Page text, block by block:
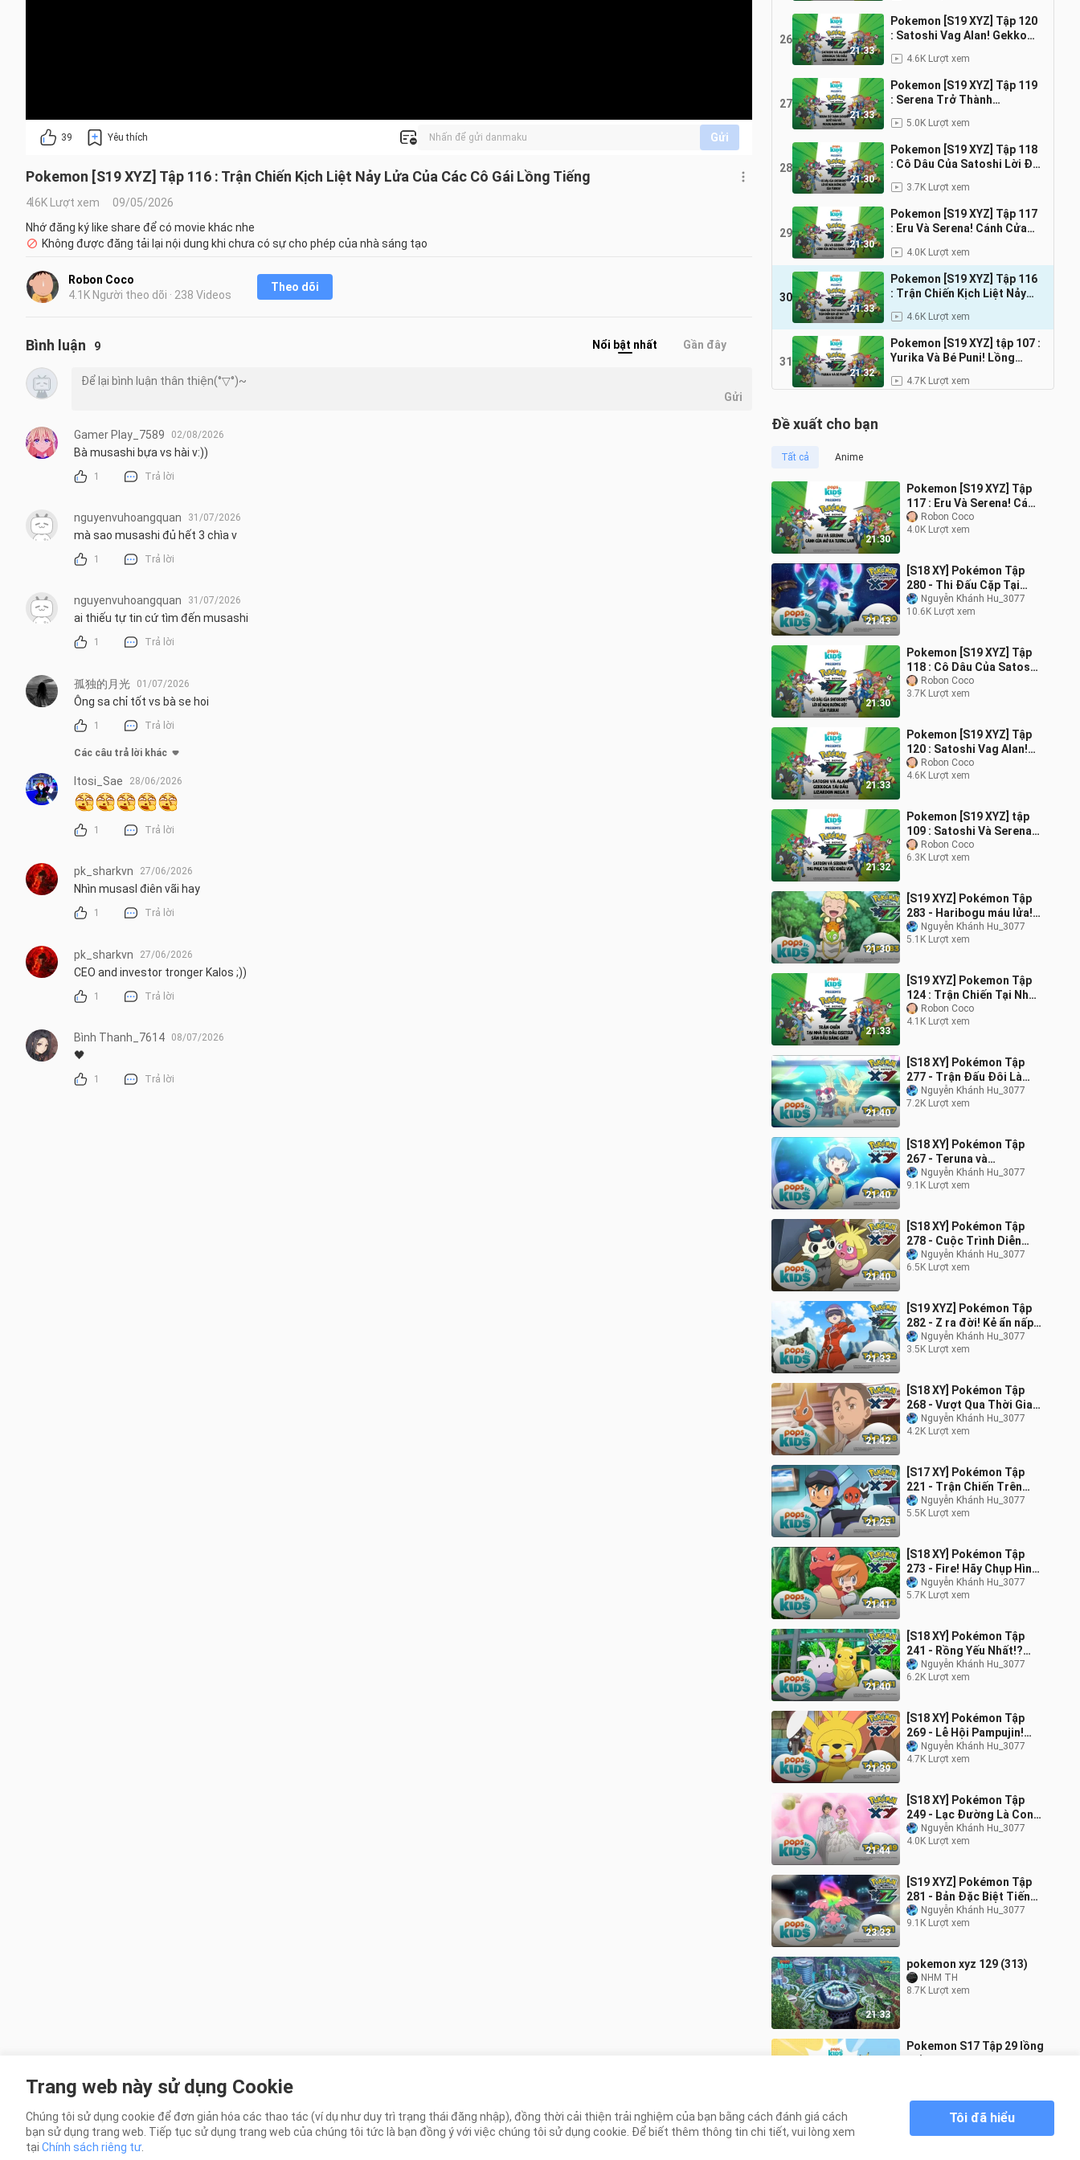
39 Yêu thích Gửi
Pokemon [S19 XYZ] Tập 116 : Trận Chiến Kịch Liệt Nảy Lửa Của Các Cô Gái Lồng Tiếng
4.6K Lượt xem
09/05/2026
Nhớ đăng ký like share để có movie khác nhe
Không được đăng tải lại nội dung khi chưa có sự cho phép của nhà sáng tạo
Robon Coco
4.1K Người theo dõi · 238 Videos
Theo dõi
26
21:33
Pokemon [S19 XYZ] Tập 120
: Satoshi Vag Alan! Gekkoga
Lồng Tiếng
4.6K Lượt xem
27
21:33
Pokemon [S19 XYZ] Tập 119
: Serena Trở Thành
5.0K Lượt xem
28
21:30
Pokemon [S19 XYZ] Tập 118
: Cô Dâu Của Satoshi Lời Đề
Lồng Tiếng
3.7K Lượt xem
29
21:30
Pokemon [S19 XYZ] Tập 117
: Eru Và Serena! Cánh Cửa
Tiếng4.0K Lượt xem
30
21:33
Pokemon [S19 XYZ] Tập 116
: Trận Chiến Kịch Liệt Nảy
Tiếng4.6K Lượt xem
31
21:32
Pokemon [S19 XYZ] tập 107 :
Yurika Và Bé Puni! Lồng
4.7K Lượt xem
Đề xuất cho bạn
Tất cả Anime
21:30
Pokemon [S19 XYZ] Tập
117 : Eru Và Serena! Cánh
Cửa Mở Ra Tương Lai!!
Lồng Tiếng
Robon Coco
4.0K Lượt xem
21:43
[S18 XY] Pokémon Tập
280 - Thi Đấu Cặp Tại
Nhà Thi Đấu Hiyakoku!! -
Hoạt Hình Pokémon
Nguyễn Khánh Hu_3077
10.6K Lượt xem
21:30
Pokemon [S19 XYZ] Tập
118 : Cô Dâu Của Satoshi
Lời Đề Nghị Đường Đột
Của Yurika Lồng Tiếng
Robon Coco
3.7K Lượt xem
21:33
Pokemon [S19 XYZ] Tập
120 : Satoshi Vag Alan!
Gekkoga Tái Đấu
Lizardon Mega!! Lồng
Robon Coco
4.6K Lượt xem
21:32
Pokemon [S19 XYZ] tập
109 : Satoshi Và Serena!
Thu Phục Tại Tiệc Khiêu
Vũ!! Lồng Tiếng
Robon Coco
6.3K Lượt xem
21:30
[S19 XYZ] Pokémon Tập
283 - Haribogu máu lửa!
Bé Puni bị truy đuổi!! -
Hoạt Hình Pokémon
Nguyễn Khánh Hu_3077
5.1K Lượt xem
21:33
[S19 XYZ] Pokemon Tập
124 : Trận Chiến Tại Nhà
Thi Đấu Eisetsu!! Lồng
Tiếng
Robon Coco
4.1K Lượt xem
21:40
[S18 XY] Pokémon Tập
277 - Trận Đấu Đôi Là
Trận Đấu Của Tình Bạn?
- Hoạt Hình Pokémon
Nguyễn Khánh Hu_3077
7.2K Lượt xem
21:40
[S18 XY] Pokémon Tập
267 - Teruna và
Yanchamu! Hãy Biểu Diễn
Ngọn Lửa Quyến Rũ! -
Nguyễn Khánh Hu_3077
9.1K Lượt xem
21:40
[S18 XY] Pokémon Tập
278 - Cuộc Trình Diễn
Pokémon Hiyakoku! -
Hoạt Hình Pokémon
Nguyễn Khánh Hu_3077
6.5K Lượt xem
21:33
[S19 XYZ] Pokémon Tập
282 - Z ra đời! Kẻ ẩn nấp
ở Kalos!! - Hoạt Hình
Pokémon Tiếng Việt
Nguyễn Khánh Hu_3077
3.5K Lượt xem
21:42
[S18 XY] Pokémon Tập
268 - Vượt Qua Thời Gian
Satoshi! - Hoạt Hình
Pokémon Tiếng Việt
Nguyễn Khánh Hu_3077
4.2K Lượt xem
21:25
[S17 XY] Pokémon Tập
221 - Trận Chiến Trên
Không! Ruchaburu Đấu
Phaiaro! - Hoạt Hình
Nguyễn Khánh Hu_3077
5.5K Lượt xem
21:41
[S18 XY] Pokémon Tập
273 - Fire! Hãy Chụp Hình
Huyền Thoại! - Hoạt Hình
Pokémon Tiếng Việt
Nguyễn Khánh Hu_3077
5.7K Lượt xem
21:40
[S18 XY] Pokémon Tập
241 - Rồng Yếu Nhất!?
Gặp Gỡ Numera!! - Hoạt
Hình Tiếng Việt Pokémon
Nguyễn Khánh Hu_3077
6.2K Lượt xem
21:39
[S18 XY] Pokémon Tập
269 - Lễ Hội Pampujin!
Tạm Biệt Baketcha? -
Hoạt Hình Pokémon
Nguyễn Khánh Hu_3077
4.7K Lượt xem
21:44
[S18 XY] Pokémon Tập
249 - Lạc Đường Là Con
Đường Chia Rẽ? - Hoạt
Hình Tiếng Việt Pokémon
Nguyễn Khánh Hu_3077
4.0K Lượt xem
23:33
[S19 XYZ] Pokémon Tập
281 - Bản Đặc Biệt Tiến
Hóa Mega Mạnh Nhất -
Hoạt Hình Pokémon
Nguyễn Khánh Hu_3077
9.1K Lượt xem
21:33
pokemon xyz 129 (313)
NHM TH
8.7K Lượt xem
Pokemon S17 Tập 29 lồng
Bình luận 9 Nổi bật nhất Gần đây
Gửi
Gamer Play_7589 02/08/2026
Bà musashi bựa vs hài v:))
1 Trả lời
nguyenvuhoangquan 31/07/2026
mà sao musashi đủ hết 3 chìa v
1 Trả lời
nguyenvuhoangquan 31/07/2026
ai thiếu tự tin cứ tìm đến musashi
1 Trả lời
孤独的月光 01/07/2026
Ông sa chỉ tốt vs bà se hoi
1 Trả lời
Các câu trả lời khác
Itosi_Sae 28/06/2026
1 Trả lời
pk_sharkvn 27/06/2026
Nhìn musasI điên vãi hay
1 Trả lời
pk_sharkvn 27/06/2026
CEO and investor tronger Kalos ;))
1 Trả lời
Bình Thanh_7614 08/07/2026
🖤
1 Trả lời
Trang web này sử dụng Cookie
Chúng tôi sử dụng cookie để đơn giản hóa các thao tác (ví dụ như duy trì trạng thái đăng nhập), đồng thời cải thiện trải nghiệm của bạn bằng cách đánh giá cách
bạn sử dụng trang web. Tiếp tục sử dụng trang web của chúng tôi tức là bạn đồng ý với việc chúng tôi sử dụng cookie. Để biết thêm thông tin chi tiết, vui lòng xem
tại Chính sách riêng tư
Tôi đã hiểu